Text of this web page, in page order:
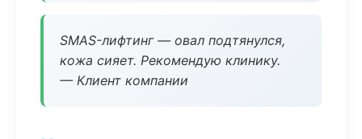
SMAS-лифтинг — овал подтянулся,
кожа сияет. Рекомендую клинику.
— Клиент компании